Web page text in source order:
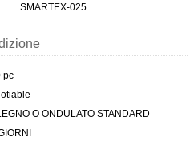
SMARTEX-025
pc
O ONDULATO STANDARD